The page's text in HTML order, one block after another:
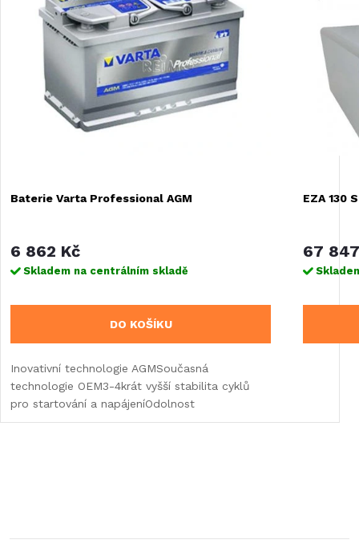
Baterie Varta Professional AGM
6 862 Kč
Skladem na centrálním skladě
DO KOŠÍKU
Inovativní technologie AGMSoučasná
technologie OEM3-4krát vyšší stabilita cyklů
pro startování a napájeníOdolnost
EZA 130
67